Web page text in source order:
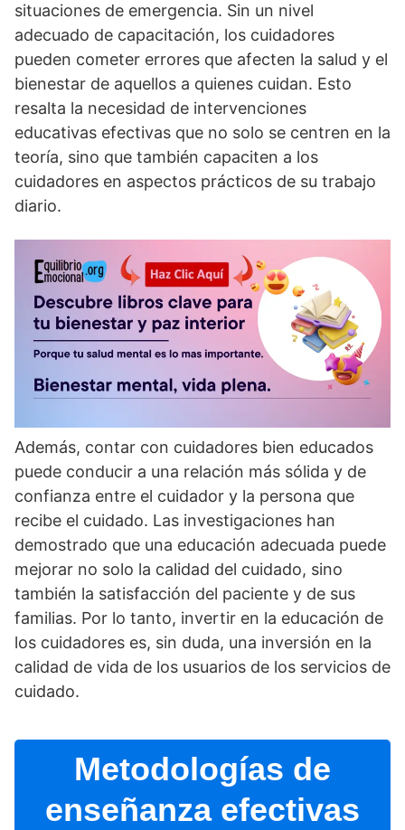
situaciones de emergencia. Sin un nivel
adecuado de capacitación, los cuidadores
pueden cometer errores que afecten la salud y el
bienestar de aquellos a quienes cuidan. Esto
resalta la necesidad de intervenciones
educativas efectivas que no solo se centren en la
teorí­a, sino que también capaciten a los
cuidadores en aspectos prácticos de su trabajo
diario.
Además, contar con cuidadores bien educados
puede conducir a una relación más sólida y de
confianza entre el cuidador y la persona que
recibe el cuidado. Las investigaciones han
demostrado que una educación adecuada puede
mejorar no solo la calidad del cuidado, sino
también la satisfacción del paciente y de sus
familias. Por lo tanto, invertir en la educación de
los cuidadores es, sin duda, una inversión en la
calidad de vida de los usuarios de los servicios de
cuidado.
Metodologí­as de
enseñanza efectivas